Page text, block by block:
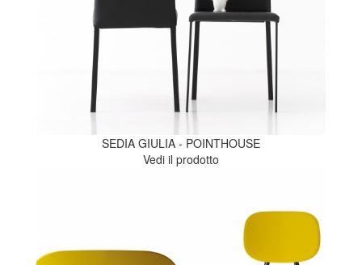
SEDIA GIULIA - POINTHOUSE
Vedi il prodotto